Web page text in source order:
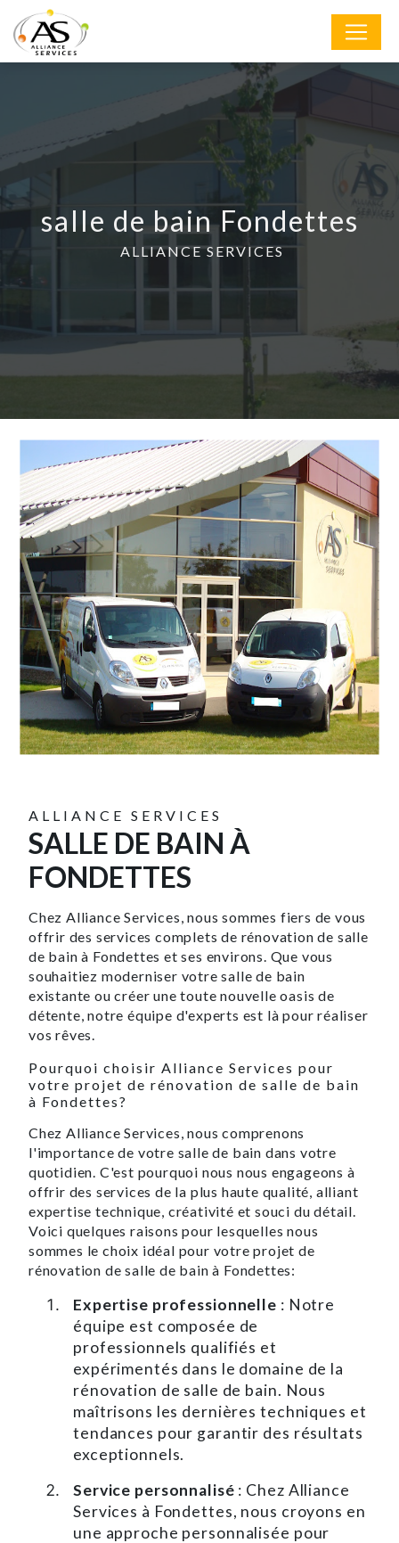
salle de bain Fondettes
ALLIANCE SERVICES
ALLIANCE SERVICES
SALLE DE BAIN À
FONDETTES
Chez Alliance Services, nous sommes fiers de vous
offrir des services complets de rénovation de salle
de bain à Fondettes et ses environs. Que vous
souhaitiez moderniser votre salle de bain
existante ou créer une toute nouvelle oasis de
détente, notre équipe d'experts est là pour réaliser
vos rêves.
Pourquoi choisir Alliance Services pour
votre projet de rénovation de salle de bain
à Fondettes?
Chez Alliance Services, nous comprenons
l'importance de votre salle de bain dans votre
quotidien. C'est pourquoi nous nous engageons à
offrir des services de la plus haute qualité, alliant
expertise technique, créativité et souci du détail.
Voici quelques raisons pour lesquelles nous
sommes le choix idéal pour votre projet de
rénovation de salle de bain à Fondettes:
Expertise professionnelle : Notre
équipe est composée de
professionnels qualifiés et
expérimentés dans le domaine de la
rénovation de salle de bain. Nous
maîtrisons les dernières techniques et
tendances pour garantir des résultats
exceptionnels.
Service personnalisé : Chez Alliance
Services à Fondettes, nous croyons en
une approche personnalisée pour
Panneau de gestion des cookies